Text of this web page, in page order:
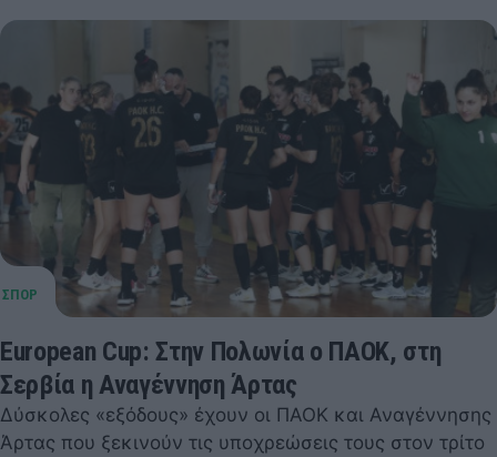
European Cup: Στην Πολωνία ο ΠΑΟΚ, στη
Σερβία η Αναγέννηση Άρτας
Δύσκολες «εξόδους» έχουν οι ΠΑΟΚ και Αναγέννησης
Άρτας που ξεκινούν τις υποχρεώσεις τους στον τρίτο